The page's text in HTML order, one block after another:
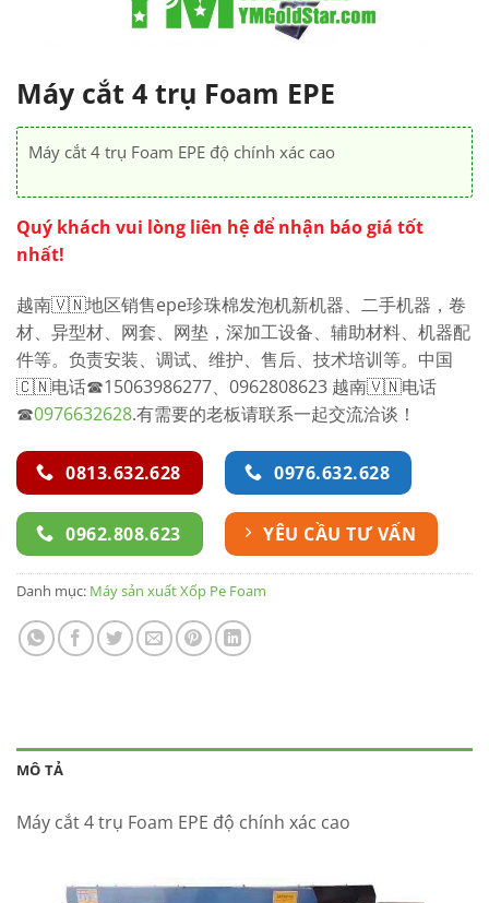
Máy cắt 4 trụ Foam EPE
Máy cắt 4 trụ Foam EPE độ chính xác cao
Quý khách vui lòng liên hệ để nhận báo giá tốt
nhất!
越南🇻🇳地区销售epe珍珠棉发泡机新机器、二手机器，卷
材、异型材、网套、网垫，深加工设备、辅助材料、机器配
件等。负责安装、调试、维护、售后、技术培训等。中国
🇨🇳电话☎15063986277、0962808623 越南🇻🇳电话
☎0976632628.有需要的老板请联系一起交流洽谈！
0813.632.628 0976.632.628
0962.808.623 YÊU CẦU TƯ VẤN
Danh mục: Máy sản xuất Xốp Pe Foam
MÔ TẢ
Máy cắt 4 trụ Foam EPE độ chính xác cao